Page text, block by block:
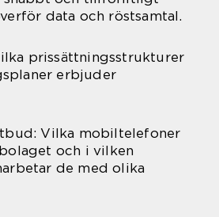
data och röstsamtal.
prissättningsstrukturer
erbjuder
Vilka mobiltelefoner
och i vilken
de med olika